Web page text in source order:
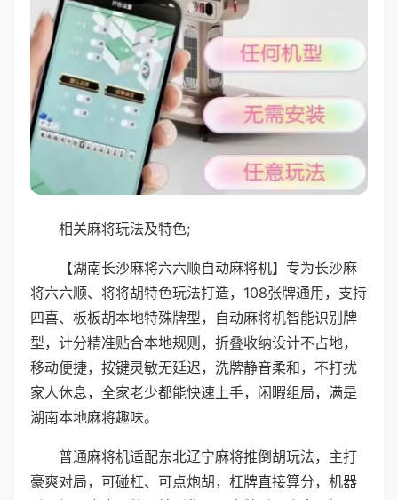
相关麻将玩法及特色;
【湖南长沙麻将六六顺自动麻将机】专为长沙麻
将六六顺、将将胡特色玩法打造，108张牌通用，支持
四喜、板板胡本地特殊牌型，自动麻将机智能识别牌
型，计分精准贴合本地规则，折叠收纳设计不占地，
移动便捷，按键灵敏无延迟，洗牌静音柔和，不打扰
家人休息，全家老少都能快速上手，闲暇组局，满是
湖南本地麻将趣味。
普通麻将机适配东北辽宁麻将推倒胡玩法，主打
豪爽对局，可碰杠、可点炮胡，杠牌直接算分，机器